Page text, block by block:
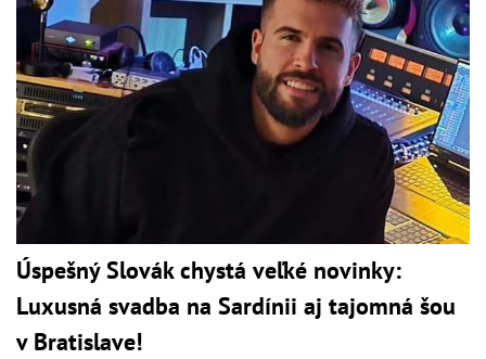
Úspešný Slovák chystá veľké novinky:
Luxusná svadba na Sardínii aj tajomná šou
v Bratislave!